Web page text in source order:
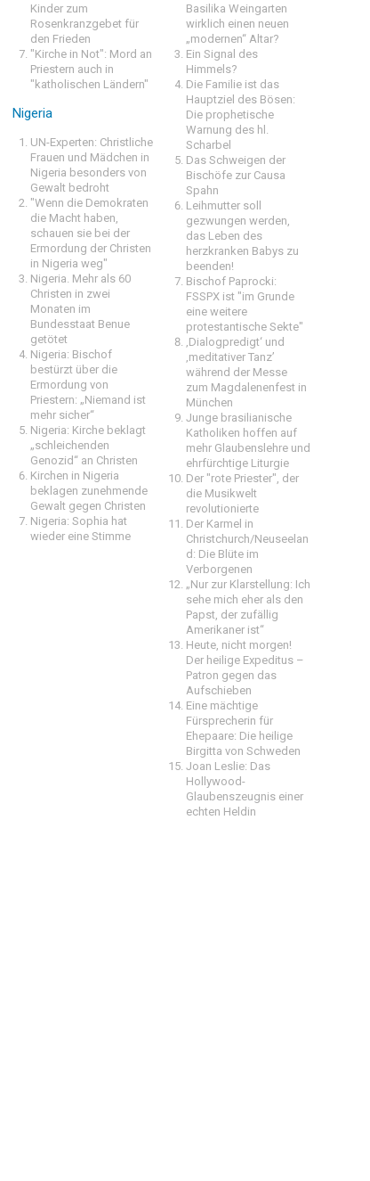
Kinder zum
Rosenkranzgebet für
den Frieden
"Kirche in Not": Mord an
Priestern auch in
"katholischen Ländern"
Nigeria
UN-Experten: Christliche
Frauen und Mädchen in
Nigeria besonders von
Gewalt bedroht
"Wenn die Demokraten
die Macht haben,
schauen sie bei der
Ermordung der Christen
in Nigeria weg"
Nigeria. Mehr als 60
Christen in zwei
Monaten im
Bundesstaat Benue
getötet
Nigeria: Bischof
bestürzt über die
Ermordung von
Priestern: „Niemand ist
mehr sicher“
Nigeria: Kirche beklagt
„schleichenden
Genozid“ an Christen
Kirchen in Nigeria
beklagen zunehmende
Gewalt gegen Christen
Nigeria: Sophia hat
wieder eine Stimme
Basilika Weingarten
wirklich einen neuen
„modernen“ Altar?
Ein Signal des
Himmels?
Die Familie ist das
Hauptziel des Bösen:
Die prophetische
Warnung des hl.
Scharbel
Das Schweigen der
Bischöfe zur Causa
Spahn
Leihmutter soll
gezwungen werden,
das Leben des
herzkranken Babys zu
beenden!
Bischof Paprocki:
FSSPX ist "im Grunde
eine weitere
protestantische Sekte"
‚Dialogpredigt‘ und
‚meditativer Tanz’
während der Messe
zum Magdalenenfest in
München
Junge brasilianische
Katholiken hoffen auf
mehr Glaubenslehre und
ehrfürchtige Liturgie
Der "rote Priester", der
die Musikwelt
revolutionierte
Der Karmel in
Christchurch/Neuseelan
d: Die Blüte im
Verborgenen
„Nur zur Klarstellung: Ich
sehe mich eher als den
Papst, der zufällig
Amerikaner ist“
Heute, nicht morgen!
Der heilige Expeditus –
Patron gegen das
Aufschieben
Eine mächtige
Fürsprecherin für
Ehepaare: Die heilige
Birgitta von Schweden
Joan Leslie: Das
Hollywood-
Glaubenszeugnis einer
echten Heldin